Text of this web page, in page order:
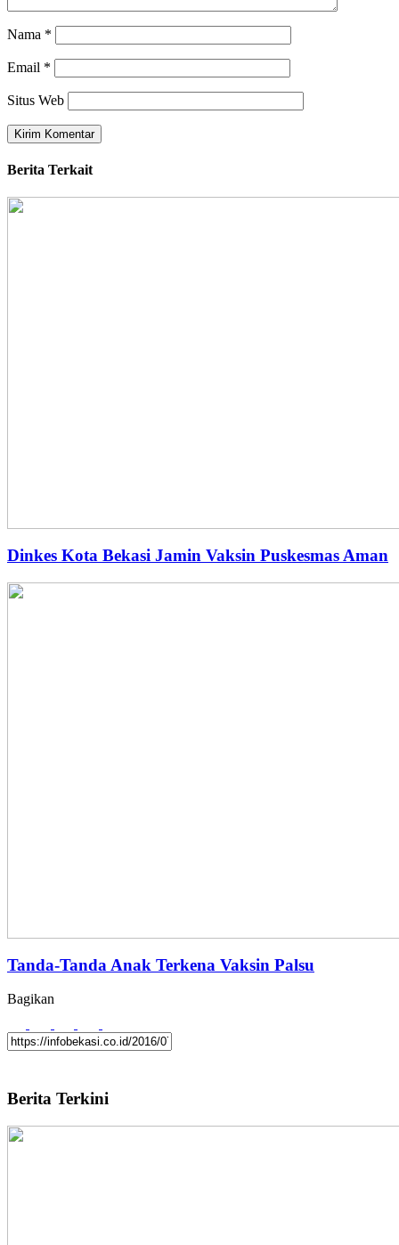
Nama *
Email *
Situs Web
Berita Terkait
Dinkes Kota Bekasi Jamin Vaksin Puskesmas Aman
Tanda-Tanda Anak Terkena Vaksin Palsu
Bagikan
Berita Terkini